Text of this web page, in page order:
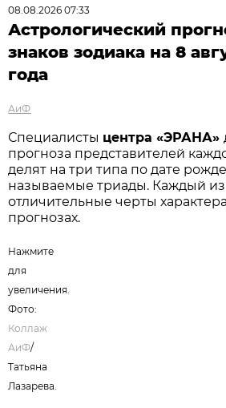
08.08.2026 07:33
Астрологический
знаков зодиака на 8
года
АиФ
Специалисты центра «ЭРАНА»
прогноза представителей
делят на три типа по дате
называемые триады. Каждый
отличительные черты
прогнозах.
Нажмите
для
увеличения.
Фото:
Коллаж
АиФ/
Татьяна
Лазарева.